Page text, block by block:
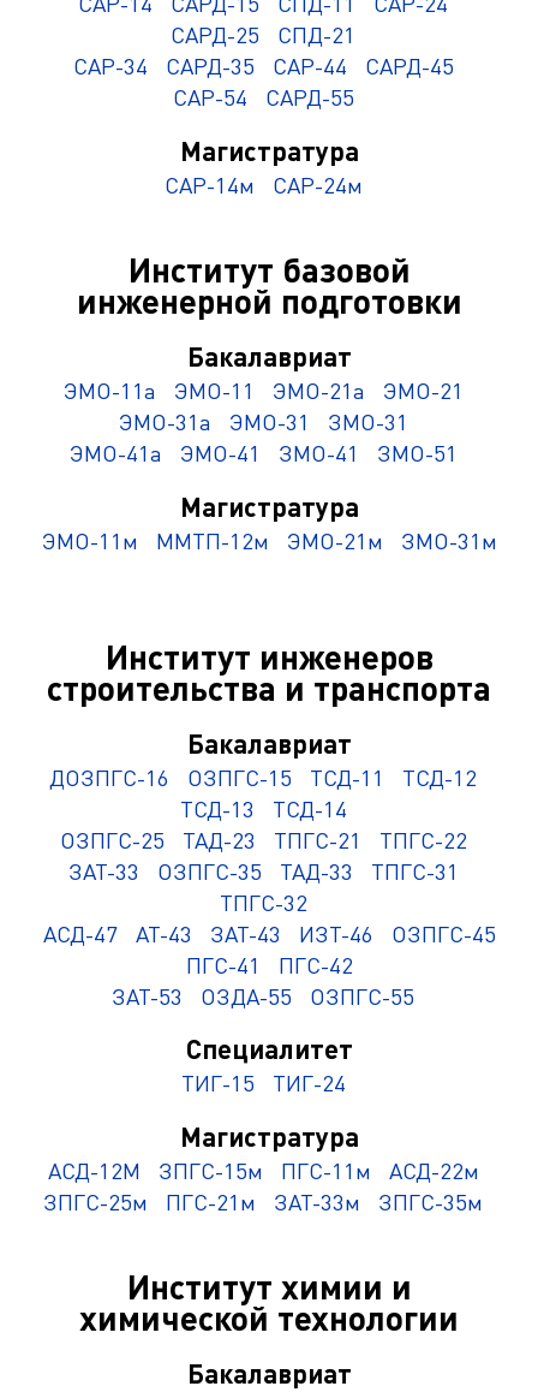
САРД-25
СПД-21
САР-34
САРД-35 САР-44
САРД-45
САР-54
САРД-55
Магистратура
САР-14м САР-24м
Институт базовой
инженерной подготовки
Бакалавриат
ЭМО-11а ЭМО-11 ЭМО-21а
ЭМО-21
ЭМО-31а
ЭМО-31
ЗМО-31
ЭМО-41а
ЭМО-41 ЗМО-41 ЗМО-51
Магистратура
ЭМО-11м ММТП-12м ЭМО-21м ЗМО-31м
Институт инженеров
строительства и транспорта
Бакалавриат
ДОЗПГС-16 ОЗПГС-15 ТСД-11
ТСД-12
ТСД-13
ТСД-14
ОЗПГС-25
ТАД-23 ТПГС-21
ТПГС-22
ЗАТ-33
ОЗПГС-35 ТАД-33
ТПГС-31
ТПГС-32
АСД-47
АТ-43 ЗАТ-43 ИЗТ-46
ОЗПГС-45
ПГС-41
ПГС-42
ЗАТ-53
ОЗДА-55 ОЗПГС-55
Специалитет
ТИГ-15 ТИГ-24
Магистратура
АСД-12М ЗПГС-15м ПГС-11м
АСД-22м
ЗПГС-25м
ПГС-21м ЗАТ-33м ЗПГС-35м
Институт химии и
химической технологии
Бакалавриат